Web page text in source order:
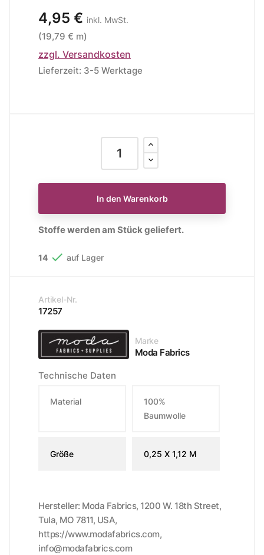
4,95 € inkl. MwSt.
(19,79 € m)
zzgl. Versandkosten
Lieferzeit: 3-5 Werktage
In den Warenkorb
Stoffe werden am Stück geliefert.
14  auf Lager
Artikel-Nr.
17257
Marke
Moda Fabrics
Technische Daten
Material
100%
Baumwolle
Größe 0,25 X 1,12 M
Hersteller: Moda Fabrics, 1200 W. 18th Street,
Tula, MO 7811, USA,
https://www.modafabrics.com,
info@modafabrics.com